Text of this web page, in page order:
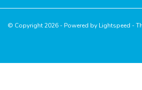
© Copyright 2026 - Powered by Lightspeed -